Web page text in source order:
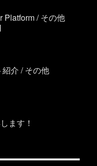
Platform / その他
介 / その他
ます！